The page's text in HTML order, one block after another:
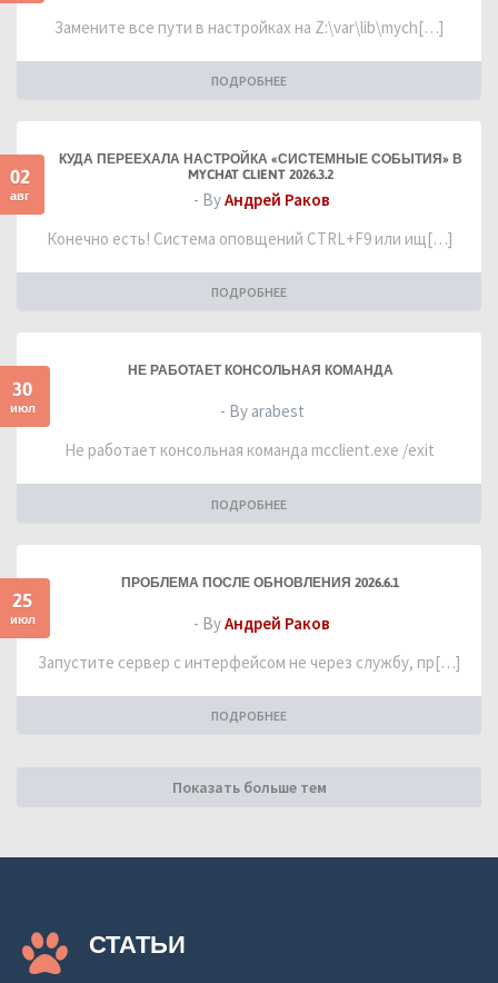
Замените все пути в настройках на Z:\var\lib\mych[…]
ПОДРОБНЕЕ
02
авг
КУДА ПЕРЕЕХАЛА НАСТРОЙКА «СИСТЕМНЫЕ СОБЫТИЯ» В
MYCHAT CLIENT 2026.3.2
- ByАндрей Раков
Конечно есть! Система оповщений CTRL+F9 или ищ[…]
ПОДРОБНЕЕ
30
июл
НЕ РАБОТАЕТ КОНСОЛЬНАЯ КОМАНДА
- By arabest
Не работает консольная команда mcclient.exe /exit
ПОДРОБНЕЕ
25
июл
ПРОБЛЕМА ПОСЛЕ ОБНОВЛЕНИЯ 2026.6.1
- ByАндрей Раков
Запустите сервер с интерфейсом не через службу, пр[…]
ПОДРОБНЕЕ
Показать больше тем
СТАТЬИ